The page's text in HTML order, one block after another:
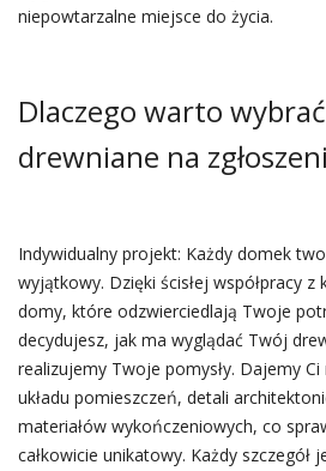
niepowtarzalne miejsce do życia.
Dlaczego warto
drewniane na
Indywidualny projekt: Każdy domek
wyjątkowy. Dzięki ścisłej współpracy
domy, które odzwierciedlają Twoje
decydujesz, jak ma wyglądać Twój
realizujemy Twoje pomysły. Dajemy
układu pomieszczeń, detali
materiałów wykończeniowych, co
całkowicie unikatowy. Każdy szczegół